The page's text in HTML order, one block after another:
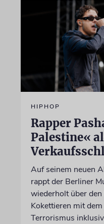
HIPHOP
Rapper
Palestine«
Auf seinem neuen
rappt der Berliner
wiederholt über
Kokettieren mit
Terrorismus